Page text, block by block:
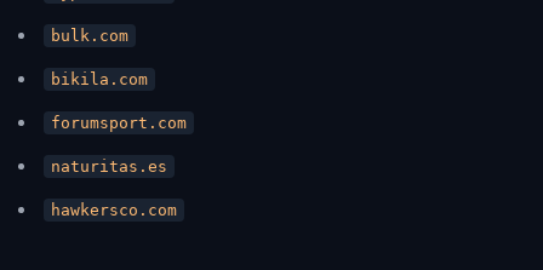
bulk.com
bikila.com
forumsport.com
naturitas.es
hawkersco.com